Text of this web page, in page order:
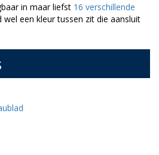
in maar liefst 16 verschillende
een kleur tussen zit die aansluit